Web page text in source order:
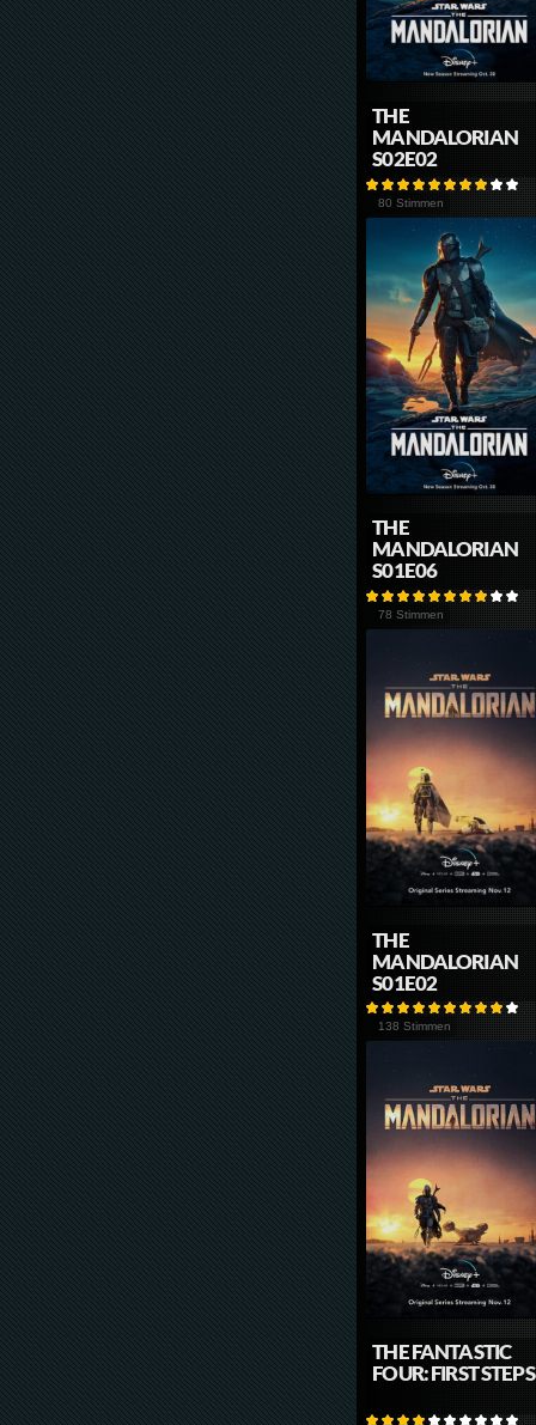
THE
MANDALORIAN
S02E02
80 Stimmen
THE
MANDALORIAN
S01E06
78 Stimmen
THE
MANDALORIAN
S01E02
138 Stimmen
THE FANTASTIC
FOUR: FIRST STEPS